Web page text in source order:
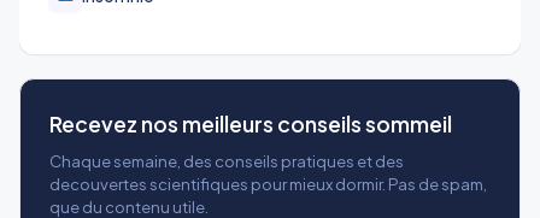
Recevez nos meilleurs conseils sommeil
Chaque semaine, des conseils pratiques et des
decouvertes scientifiques pour mieux dormir. Pas de spam,
que du contenu utile.